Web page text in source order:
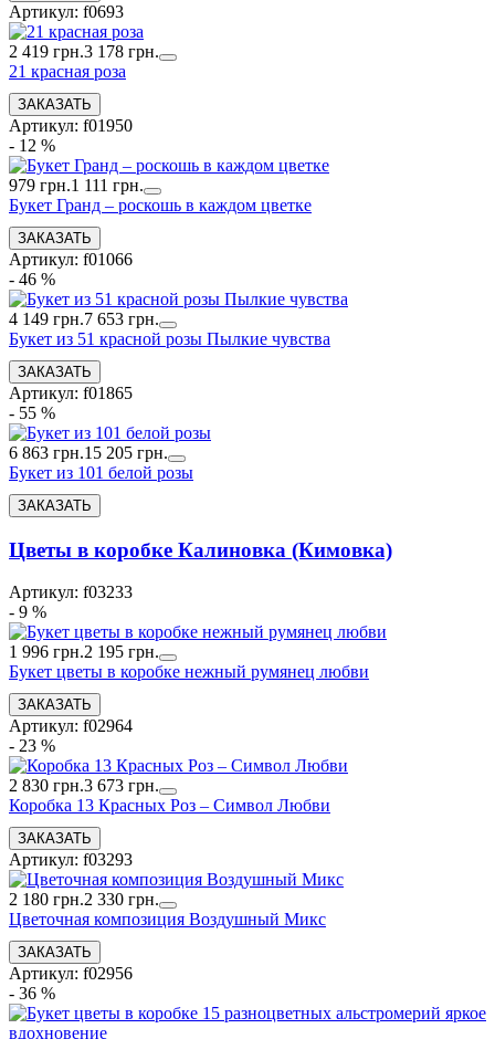
Артикул: f0693
2 419 грн.3 178 грн.
21 красная роза
Артикул: f01950
- 12 %
979 грн.1 111 грн.
Букет Гранд – роскошь в каждом цветке
Артикул: f01066
- 46 %
4 149 грн.7 653 грн.
Букет из 51 красной розы Пылкие чувства
Артикул: f01865
- 55 %
6 863 грн.15 205 грн.
Букет из 101 белой розы
Цветы в коробке Калиновка (Кимовка)
Артикул: f03233
- 9 %
1 996 грн.2 195 грн.
Букет цветы в коробке нежный румянец любви
Артикул: f02964
- 23 %
2 830 грн.3 673 грн.
Коробка 13 Красных Роз – Символ Любви
Артикул: f03293
2 180 грн.2 330 грн.
Цветочная композиция Воздушный Микс
Артикул: f02956
- 36 %